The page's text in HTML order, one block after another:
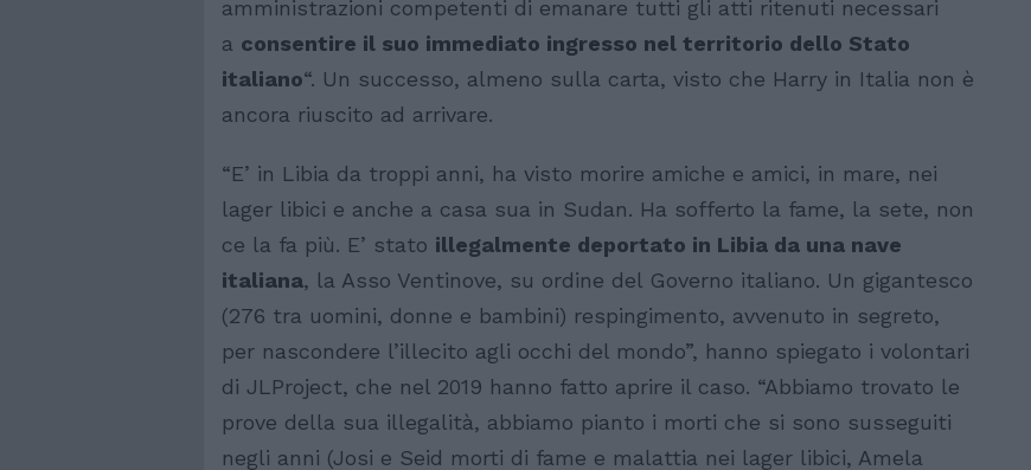
amministrazioni competenti di emanare tutti gli atti ritenuti necessari
a consentire il suo immediato ingresso nel territorio dello Stato
italiano“. Un successo, almeno sulla carta, visto che Harry in Italia non è
ancora riuscito ad arrivare.
“E’ in Libia da troppi anni, ha visto morire amiche e amici, in mare, nei
lager libici e anche a casa sua in Sudan. Ha sofferto la fame, la sete, non
ce la fa più. E’ stato illegalmente deportato in Libia da una nave
italiana, la Asso Ventinove, su ordine del Governo italiano. Un gigantesco
(276 tra uomini, donne e bambini) respingimento, avvenuto in segreto,
per nascondere l’illecito agli occhi del mondo”, hanno spiegato i volontari
di JLProject, che nel 2019 hanno fatto aprire il caso. “Abbiamo trovato le
prove della sua illegalità, abbiamo pianto i morti che si sono susseguiti
negli anni (Josi e Seid morti di fame e malattia nei lager libici, Amela